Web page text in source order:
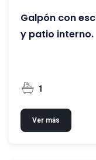
Galpón con
y patio interno.
1
Ver más